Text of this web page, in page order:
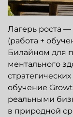
Лагерь роста
(работа +
Билайном для
ментального
обучение
реальными
в природной